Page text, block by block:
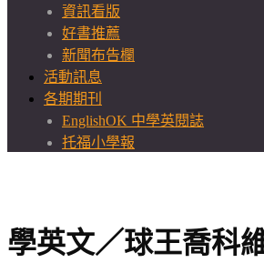
資訊看版
好書推薦
新聞布告欄
活動訊息
各期期刊
EnglishOK 中學英閱誌
托福小學報
學英文／球王喬科